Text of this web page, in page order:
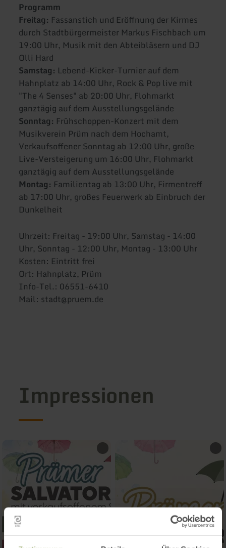
Programm
Freitag: Fassanstich und Eröffnung der Kirmes
durch Stadtbürgermeister Markus Fischbach um
19:00 Uhr, Musik mit den Abteibläsern und DJ
Olli Hard
Samstag: Lebend-Kicker-Turnier auf dem
Hahnplatz ab 14:00 Uhr, Rock & Pop live mit
"The 4 Senses" ab 20:00 Uhr, Flohmarkt
ganztägig auf dem Ausstellungsgelände
Sonntag: Frühschoppen-Konzert mit dem
Musikverein Prüm nach dem Hochamt,
Verkaufsoffener Sonntag ab 12:00 Uhr, große
Live-Versteigerung um 16:00 Uhr, Flohmarkt
ganztägig auf dem Ausstellungsgelände
Montag: Familientag ab 13:00 Uhr, Firmentreff
ab 17:00 Uhr, großes Feuerwerk ab Einbruch der
Dunkelheit
Uhrzeit: Freitag - 19:00 Uhr, Samstag - 14:00
Uhr, Sonntag - 12:00 Uhr, Montag - 13:00 Uhr
Kosten: Eintritt frei
Ort: Hahnplatz, Prüm
Info-Tel.: 06551-6410
Mail: stadt@pruem.de
Impressionen